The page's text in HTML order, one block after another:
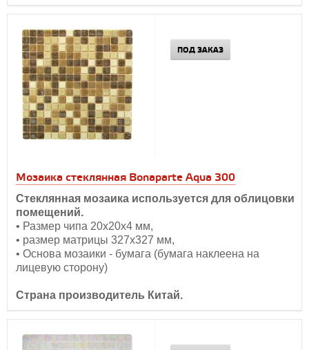
Мозаика стеклянная Bonaparte Aqua 300
Стеклянная мозаика используется для облицовки
помещений.
• Размер чипа 20х20х4 мм,
• размер матрицы 327х327 мм,
• Основа мозаики - бумага (бумага наклеена на
лицевую сторону)
Страна производитель Китай.
ПОД ЗАКАЗ